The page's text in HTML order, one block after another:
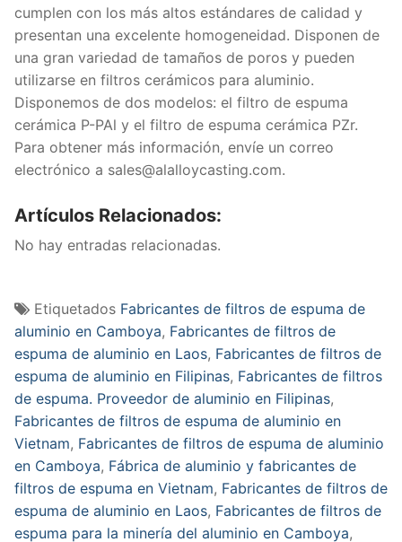
cumplen con los más altos estándares de calidad y
presentan una excelente homogeneidad. Disponen de
una gran variedad de tamaños de poros y pueden
utilizarse en filtros cerámicos para aluminio.
Disponemos de dos modelos: el filtro de espuma
cerámica P-PAl y el filtro de espuma cerámica PZr.
Para obtener más información, envíe un correo
electrónico a sales@alalloycasting.com.
Artículos Relacionados:
No hay entradas relacionadas.
Etiquetados Fabricantes de filtros de espuma de
aluminio en Camboya, Fabricantes de filtros de
espuma de aluminio en Laos, Fabricantes de filtros de
espuma de aluminio en Filipinas, Fabricantes de filtros
de espuma. Proveedor de aluminio en Filipinas,
Fabricantes de filtros de espuma de aluminio en
Vietnam, Fabricantes de filtros de espuma de aluminio
en Camboya, Fábrica de aluminio y fabricantes de
filtros de espuma en Vietnam, Fabricantes de filtros de
espuma de aluminio en Laos, Fabricantes de filtros de
espuma para la minería del aluminio en Camboya,